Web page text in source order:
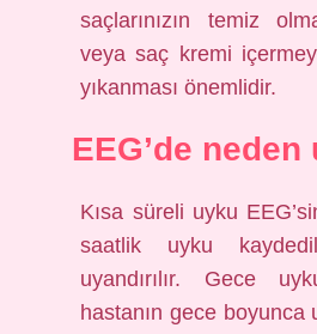
saçlarınızın temiz
veya saç kremi
yıkanması önemlidir.
EEG’de
Kısa süreli uyku
saatlik uyku
uyandırılır. Gece
hastanın gece boyunca